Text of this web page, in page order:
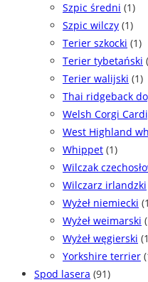
Szpic średni (1)
Szpic wilczy (1)
Terier szkocki (1)
Terier tybetański
Terier walijski (1)
Thai ridgeback
Welsh Corgi
West Highland
Whippet (1)
Wilczak
Wilczarz irlandzki
Wyżeł niemiecki
Wyżeł weimarski
Wyżeł węgierski
Yorkshire terrier
Spod lasera (91)